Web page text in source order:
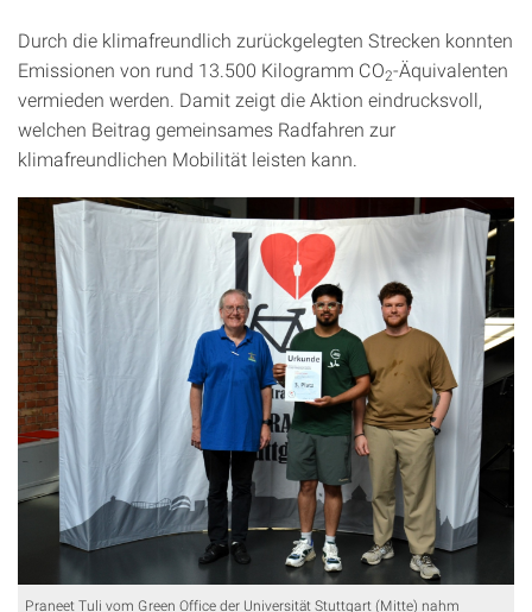
Durch die klimafreundlich zurückgelegten Strecken konnten
Emissionen von rund 13.500 Kilogramm CO2-Äquivalenten
vermieden werden. Damit zeigt die Aktion eindrucksvoll,
welchen Beitrag gemeinsames Radfahren zur
klimafreundlichen Mobilität leisten kann.
Praneet Tuli vom Green Office der Universität Stuttgart (Mitte) nahm